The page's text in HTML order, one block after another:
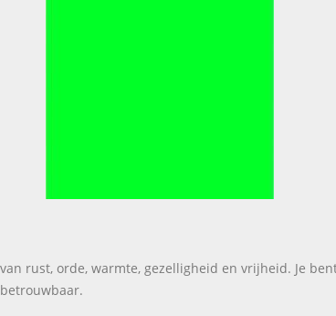
rust, orde, warmte, gezelligheid en vrijheid. Je